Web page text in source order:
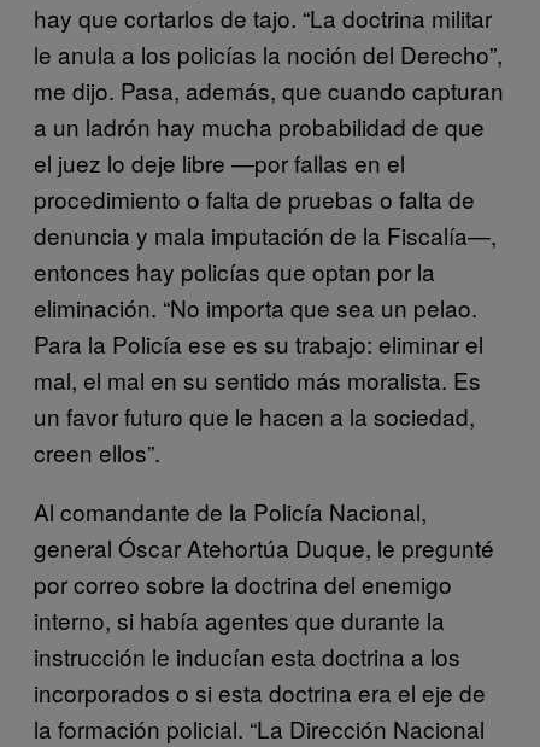
hay que cortarlos de tajo. “La doctrina militar
le anula a los policías la noción del Derecho”,
me dijo. Pasa, además, que cuando capturan
a un ladrón hay mucha probabilidad de que
el juez lo deje libre —por fallas en el
procedimiento o falta de pruebas o falta de
denuncia y mala imputación de la Fiscalía—,
entonces hay policías que optan por la
eliminación. “No importa que sea un pelao.
Para la Policía ese es su trabajo: eliminar el
mal, el mal en su sentido más moralista. Es
un favor futuro que le hacen a la sociedad,
creen ellos”.
Al comandante de la Policía Nacional,
general Óscar Atehortúa Duque, le pregunté
por correo sobre la doctrina del enemigo
interno, si había agentes que durante la
instrucción le inducían esta doctrina a los
incorporados o si esta doctrina era el eje de
la formación policial. “La Dirección Nacional